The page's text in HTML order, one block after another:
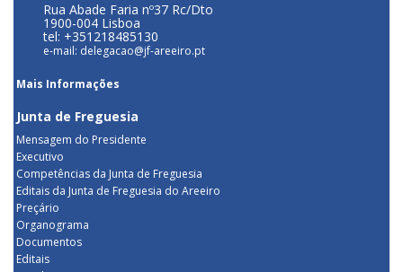
Rua Abade Faria nº37 Rc/Dto
1900-004 Lisboa
tel: +351218485130
e-mail: delegacao@jf-areeiro.pt
Mais Informações
Junta de Freguesia
Mensagem do Presidente
Executivo
Competências da Junta de Freguesia
Editais da Junta de Freguesia do Areeiro
Preçário
Organograma
Documentos
Editais